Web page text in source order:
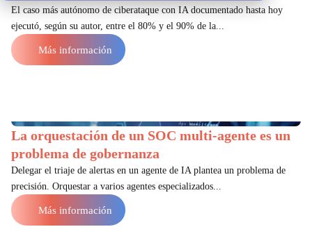
El caso más autónomo de ciberataque con IA documentado hasta hoy
ejecutó, según su autor, entre el 80% y el 90% de la...
Más información
La orquestación de un SOC multi-agente es un
problema de gobernanza
Delegar el triaje de alertas en un agente de IA plantea un problema de
precisión. Orquestar a varios agentes especializados...
Más información